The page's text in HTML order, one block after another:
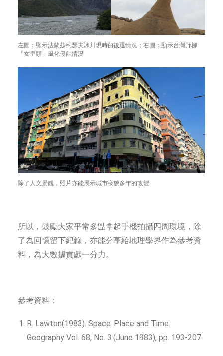
左圖：顯示法蘭茲約瑟夫冰川現時的後退情況；右圖：顯示台灣野柳
「女皇頭」風化侵蝕情況
除了人文景觀，照片亦能展示城市樣貌多年的改變
所以，鼓勵大家平常多點拿起手機拍攝四周環境，除
了為回憶留下紀錄，亦能分享給地理學界作為參考資
料，為大數據貢獻一分力。
參考資料：
R. Lawton(1983). Space, Place and Time.
Geography Vol. 68, No. 3 (June 1983), pp. 193-207.